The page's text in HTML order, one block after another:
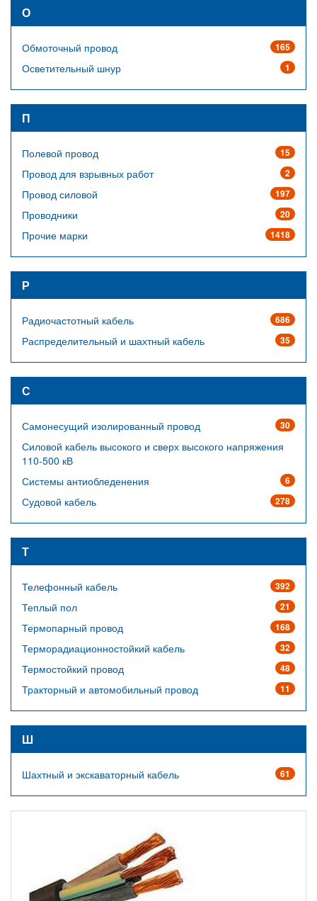
О
165
Обмоточный провод
1
Осветительный шнур
П
15
Полевой провод
2
Провод для взрывных работ
197
Провод силовой
20
Проводники
1418
Прочие марки
Р
686
Радиочастотный кабель
35
Распределительный и шахтный кабель
С
30
Самонесущий изолированный провод
Силовой кабель высокого и сверх высокого напряжения
110-500 кВ
6
Системы антиобледенения
278
Судовой кабель
Т
392
Телефонный кабель
21
Теплый пол
168
Термопарный провод
32
Терморадиационностойкий кабель
48
Термостойкий провод
11
Тракторный и автомобильный провод
Ш
61
Шахтный и экскаваторный кабель